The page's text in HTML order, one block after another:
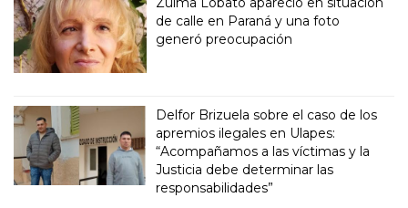
de calle en Paraná y una foto
generó preocupación
Delfor Brizuela sobre el caso de los
apremios ilegales en Ulapes:
“Acompañamos a las víctimas y la
Justicia debe determinar las
responsabilidades”